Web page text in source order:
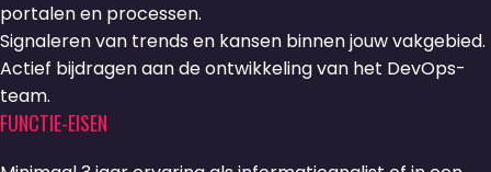
portalen en processen.
Signaleren van trends en kansen binnen jouw vakgebied.
Actief bijdragen aan de ontwikkeling van het DevOps-
team.
FUNCTIE-EISEN